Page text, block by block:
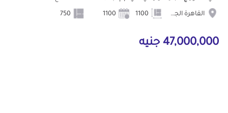
القاهرة الجديدة
47,000,000 جنيه